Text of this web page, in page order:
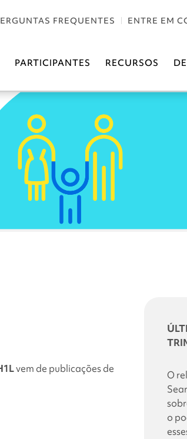
FREQUENTES ENTRE EM
PARTICIPANTES RECURSOS
vem de publicações de
O
o